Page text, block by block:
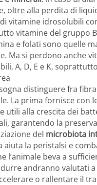
oltre alla perdita di
vitamine idrosolubili
vitamine del gruppo
e folati sono quelle
Ma si perdono anche
A, D, E e K,
distinguere fra
La prima fornisce con
utili alla crescita dei
garantendo la
del microbiota
aiuta la peristalsi e
l’animale beva a
andranno valutati a
o rallentare il